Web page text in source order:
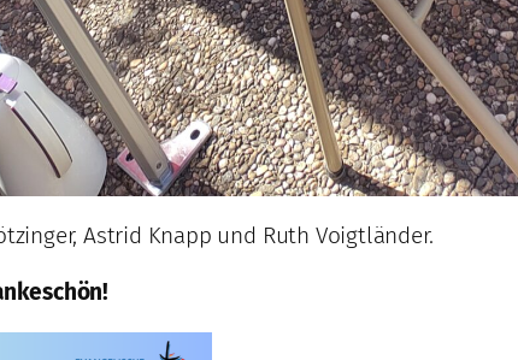
Astrid Knapp und Ruth Voigtländer.